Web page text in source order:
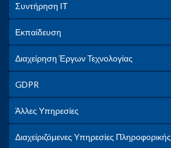
Συντήρηση ΙΤ
Εκπαίδευση
Διαχείρηση Έργων Τεχνολογίας
GDPR
Άλλες Υπηρεσίες
Διαχείριζόμενες Υπηρεσίες Πληροφορικής